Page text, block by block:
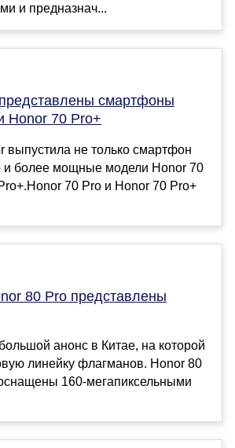
и предназнач...
смартфоны
Honor 70 Pro+
выпустила не только смартфон
и более мощные модели Honor 70
70 Pro и Honor 70 Pro+
80 Pro представлены
анонс в Китае, на которой
линейку флагманов. Honor 80
160-мегапиксельными